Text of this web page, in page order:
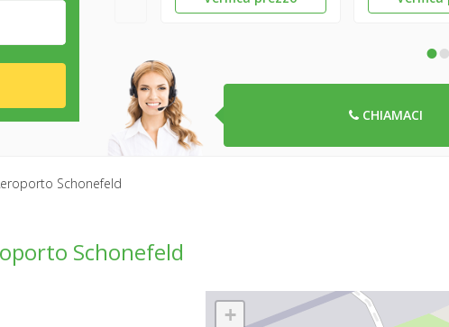
••
CHIAMACI
Schonefeld
Schonefeld
+